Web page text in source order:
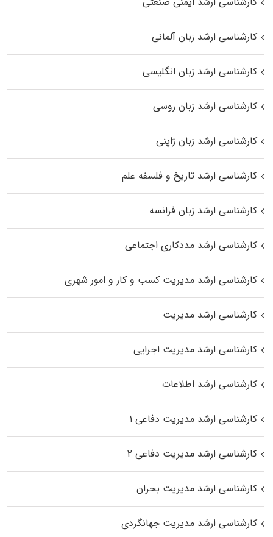
کارشناسی ارشد زبان آلمانی
کارشناسی ارشد زبان انگلیسی
کارشناسی ارشد زبان روسی
کارشناسی ارشد زبان ژاپنی
کارشناسی ارشد تاریخ و فلسفه علم
کارشناسی ارشد زبان فرانسه
کارشناسی ارشد مددکاری اجتماعی
کارشناسی ارشد مدیریت کسب و کار و امور شهری
کارشناسی ارشد مدیریت
کارشناسی ارشد مدیریت اجرایی
کارشناسی ارشد اطلاعات
کارشناسی ارشد مدیریت دفاعی ۱
کارشناسی ارشد مدیریت دفاعی ۲
کارشناسی ارشد مدیریت بحران
کارشناسی ارشد مدیریت جهانگردی